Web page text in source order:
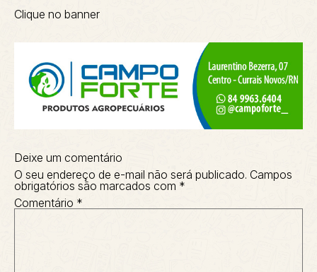
Clique no banner
Deixe um comentário
O seu endereço de e-mail não será publicado. Campos
obrigatórios são marcados com *
Comentário *